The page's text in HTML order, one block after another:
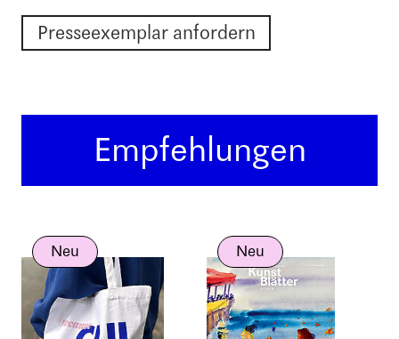
Presseexemplar anfordern
Empfehlungen
Neu Neu